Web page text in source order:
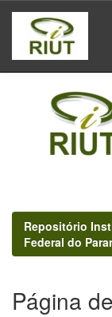
Skip
navigation
Repositório
Federal do
Página